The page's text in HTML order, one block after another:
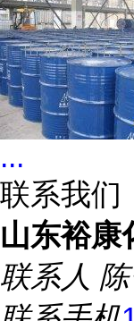
...
联系我们
山东裕康
联系人